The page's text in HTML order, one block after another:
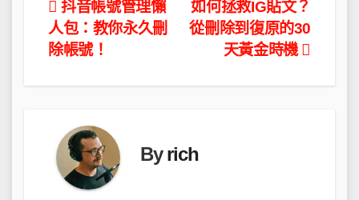
文
章
如何拯救IG貼文？
從刪除到復原的30
天黃金時機
抖音帳號管理懶
人包：教你永久刪
除帳號！
Byrich